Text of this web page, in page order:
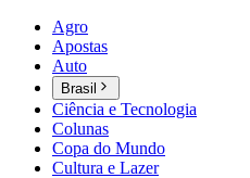
Agro
Apostas
Auto
Brasil
Ciência e Tecnologia
Colunas
Copa do Mundo
Cultura e Lazer